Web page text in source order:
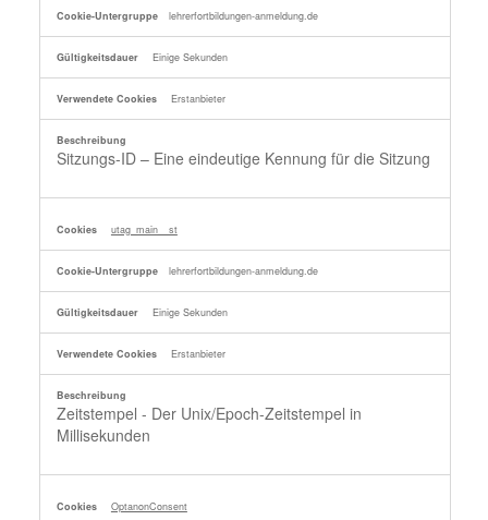
lehrerfortbildungen-anmeldung.de
Einige Sekunden
Erstanbieter
Sitzungs-ID – Eine eindeutige Kennung für die Sitzung
utag_main__st
lehrerfortbildungen-anmeldung.de
Einige Sekunden
Erstanbieter
Zeitstempel - Der Unix/Epoch-Zeitstempel in
Millisekunden
OptanonConsent